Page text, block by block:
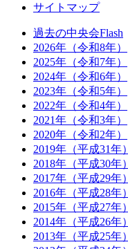
サイトマップ
過去の中央会Flash
2026年（令和8年）
2025年（令和7年）
2024年（令和6年）
2023年（令和5年）
2022年（令和4年）
2021年（令和3年）
2020年（令和2年）
2019年（平成31年）
2018年（平成30年）
2017年（平成29年）
2016年（平成28年）
2015年（平成27年）
2014年（平成26年）
2013年（平成25年）